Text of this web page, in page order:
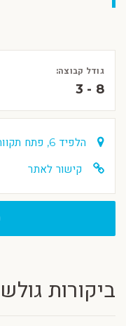
גודל קבוצה:
3 - 8
הלפיד 6, פתח תקווה
קישור לאתר
ביקורות